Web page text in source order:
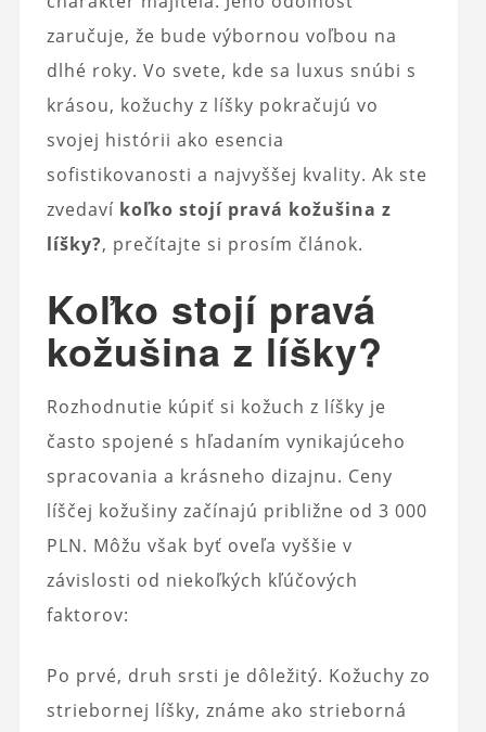
zaručuje, že bude výbornou voľbou na
dlhé roky. Vo svete, kde sa luxus snúbi s
krásou, kožuchy z líšky pokračujú vo
svojej histórii ako esencia
sofistikovanosti a najvyššej kvality. Ak ste
zvedaví koľko stojí pravá kožušina z
líšky?, prečítajte si prosím článok.
Koľko stojí pravá
kožušina z líšky?
Rozhodnutie kúpiť si kožuch z líšky je
často spojené s hľadaním vynikajúceho
spracovania a krásneho dizajnu. Ceny
líščej kožušiny začínajú približne od 3 000
PLN. Môžu však byť oveľa vyššie v
závislosti od niekoľkých kľúčových
faktorov:
Po prvé, druh srsti je dôležitý. Kožuchy zo
striebornej líšky, známe ako strieborná